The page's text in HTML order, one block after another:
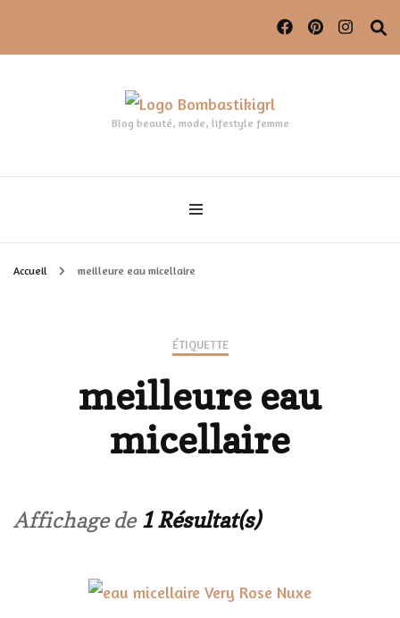
Blog beauté, mode, lifestyle femme
Accueil meilleure eau micellaire
ÉTIQUETTE
meilleure eau
micellaire
Affichage de 1 Résultat(s)